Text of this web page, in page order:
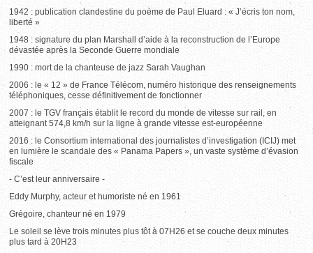
1942 : publication clandestine du poème de Paul Eluard : « J’écris ton nom,
liberté »
1948 : signature du plan Marshall d’aide à la reconstruction de l’Europe
dévastée après la Seconde Guerre mondiale
1990 : mort de la chanteuse de jazz Sarah Vaughan
2006 : le « 12 » de France Télécom, numéro historique des renseignements
téléphoniques, cesse définitivement de fonctionner
2007 : le TGV français établit le record du monde de vitesse sur rail, en
atteignant 574,8 km/h sur la ligne à grande vitesse est-européenne
2016 : le Consortium international des journalistes d’investigation (ICIJ) met
en lumière le scandale des « Panama Papers », un vaste système d’évasion
fiscale
- C’est leur anniversaire -
Eddy Murphy, acteur et humoriste né en 1961
Grégoire, chanteur né en 1979
Le soleil se lève trois minutes plus tôt à 07H26 et se couche deux minutes
plus tard à 20H23